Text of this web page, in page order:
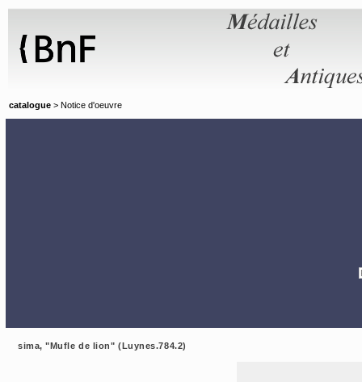
catalogue > Notice d'oeuvre
sima, "Mufle de lion" (Luynes.784.2)